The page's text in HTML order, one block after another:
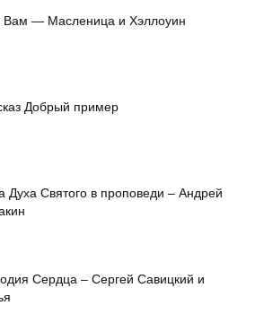
— Масленица и Хэллоуин
Добрый пример
Духа Святого в проповеди – Андрей
Сердца – Сергей Савицкий и